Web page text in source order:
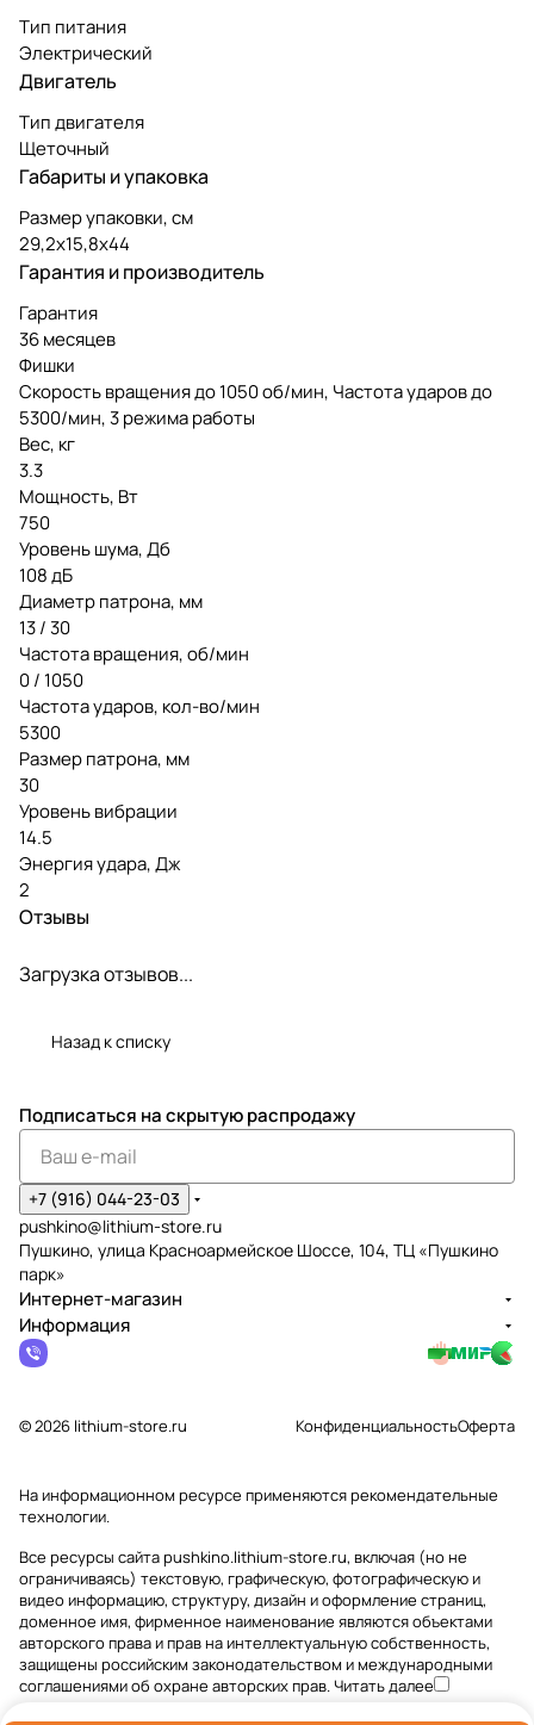
Тип питания
Электрический
Двигатель
Тип двигателя
Щеточный
Габариты и упаковка
Размер упаковки, см
29,2х15,8х44
Гарантия и производитель
Гарантия
36 месяцев
Фишки
Скорость вращения до 1050 об/мин, Частота ударов до
5300/мин, 3 режима работы
Вес, кг
3.3
Мощность, Вт
750
Уровень шума, Дб
108 дБ
Диаметр патрона, мм
13 / 30
Частота вращения, об/мин
0 / 1050
Частота ударов, кол-во/мин
5300
Размер патрона, мм
30
Уровень вибрации
14.5
Энергия удара, Дж
2
Отзывы
Загрузка отзывов...
Назад к списку
Подписаться на скрытую распродажу
+7 (916) 044-23-03
pushkino@lithium-store.ru
Пушкино, улица Красноармейское Шоссе, 104, ТЦ «Пушкино
парк»
Интернет-магазин
Информация
© 2026 lithium-store.ru КонфиденциальностьОферта
На информационном ресурсе применяютсярекомендательные
технологии.
Все ресурсы сайта pushkino.lithium-store.ru, включая (но не
ограничиваясь) текстовую, графическую, фотографическую и
видео информацию, структуру, дизайн и оформление страниц,
доменное имя, фирменное наименование являются объектами
авторского права и прав на интеллектуальную собственность,
защищены российским законодательством и международными
соглашениями об охране авторских прав.Читать далее